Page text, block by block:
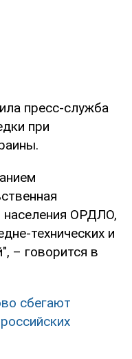
пресс-служба
при
населения ОРДЛО,
технических и
– говорится в
сбегают